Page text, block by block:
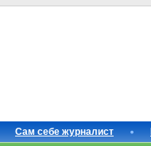
Сам себе журналист